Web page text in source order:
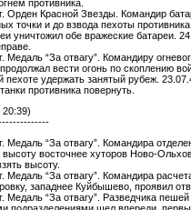
противника.
Орден Красной Звезды. Командир
точки и до взвода пехоты
уничтожил обе вражеские батареи.
Медаль “За отвагу”. Командиру
вести огонь по скоплению
удержать занятый рубеж.
противника повернуть.
20:39)
Медаль “За отвагу”. Командира
восточнее хуторов Ново-
высоту.
Медаль “За отвагу”. Командира
западнее Куйбышево, проявил
Медаль “За отвагу”. Разведчика